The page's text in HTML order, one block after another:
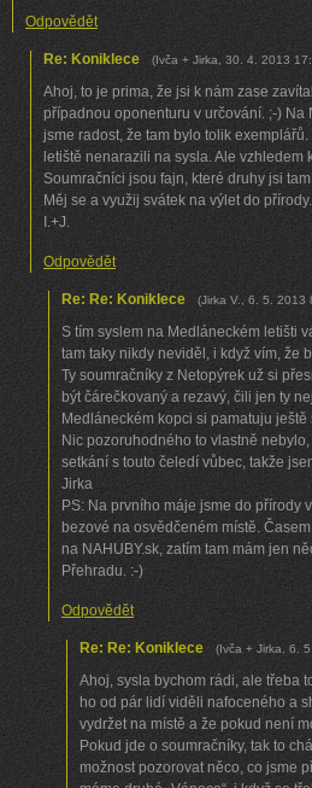
Odpovědět
Re: Koniklece (Ivča + Jirka 30. 4. 2013
Ahoj, to je prima, že jsi k nám zase
případnou oponenturu v určování. ;-) Na
jsme radost, že tam bylo tolik
letiště nenarazili na sysla. Ale vzhledem
Soumračníci jsou fajn, které druhy jsi
Měj se a využij svátek na výlet do přírody.
I.+J.
Odpovědět
Re: Re: Koniklece (Jirka V. 6. 5. 2013
S tím syslem na Medláneckém letišti
tam taky nikdy neviděl, i když vím, že
Ty soumračníky z Netopýrek už si
být čárečkovaný a rezavý, čili jen ty
Medláneckém kopci si pamatuju
Nic pozoruhodného to vlastně
setkání s touto čeledí vůbec, takže
Jirka
PS: Na prvního máje jsme do přírody
bezové na osvědčeném místě.
na NAHUBY.sk, zatím tam mám jen
Přehradu. :-)
Odpovědět
Re: Re: Koniklece (Ivča + Jirka 6.
Ahoj, sysla bychom rádi, ale třeba
ho od pár lidí viděli nafoceného a
vydržet na místě a že pokud není
Pokud jde o soumračníky, tak to
možnost pozorovat něco, co jsme